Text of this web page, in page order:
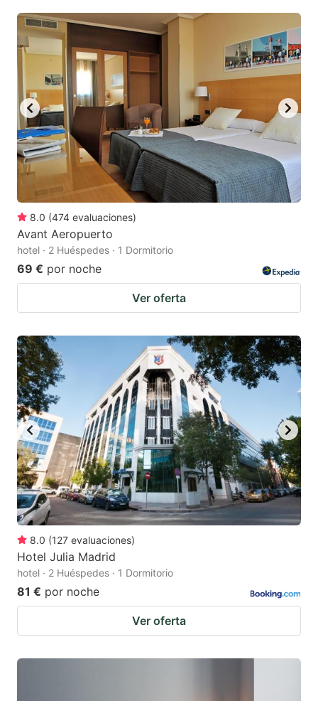
8.0 (474 evaluaciones)
Avant Aeropuerto
hotel · 2 Huéspedes · 1 Dormitorio
69 € por noche
Ver oferta
8.0 (127 evaluaciones)
Hotel Julia Madrid
hotel · 2 Huéspedes · 1 Dormitorio
81 € por noche
Ver oferta